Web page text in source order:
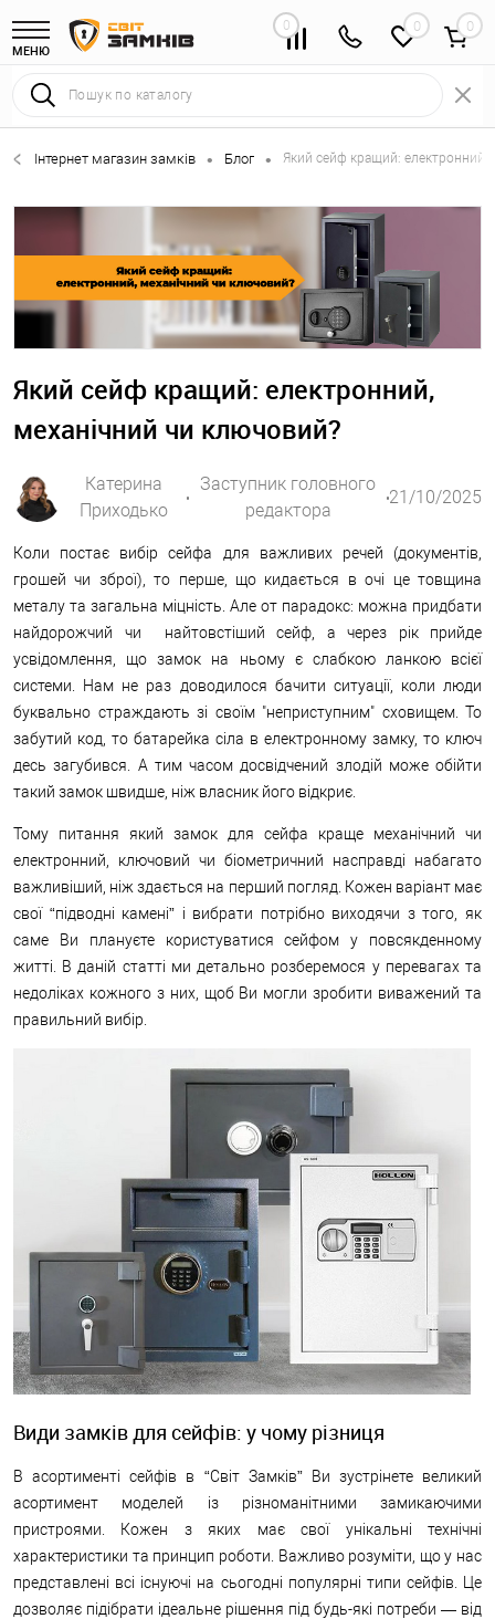
МЕНЮ
0 0
Інтернет магазин замків • Блог • Який сейф кращий: електронний,
Який сейф кращий: електронний,
механічний чи ключовий?
Катерина
Приходько
Заступник головного
редактора
21/10/2025
Коли постає вибір сейфа для важливих речей (документів,
грошей чи зброї), то перше, що кидається в очі це товщина
металу та загальна міцність. Але от парадокс: можна придбати
найдорожчий чи найтовстіший сейф, а через рік прийде
усвідомлення, що замок на ньому є слабкою ланкою всієї
системи. Нам не раз доводилося бачити ситуації, коли люди
буквально страждають зі своїм "неприступним" сховищем. То
забутий код, то батарейка сіла в електронному замку, то ключ
десь загубився. А тим часом досвідчений злодій може обійти
такий замок швидше, ніж власник його відкриє.
Тому питання який замок для сейфа краще механічний чи
електронний, ключовий чи біометричний насправді набагато
важливіший, ніж здається на перший погляд. Кожен варіант має
свої “підводні камені” і вибрати потрібно виходячи з того, як
саме Ви плануєте користуватися сейфом у повсякденному
житті. В даній статті ми детально розберемося у перевагах та
недоліках кожного з них, щоб Ви могли зробити виважений та
правильний вибір.
Види замків для сейфів: у чому різниця
В асортименті сейфів в “Світ Замків” Ви зустрінете великий
асортимент моделей із різноманітними замикаючими
пристроями. Кожен з яких має свої унікальні технічні
характеристики та принцип роботи. Важливо розуміти, що у нас
представлені всі існуючі на сьогодні популярні типи сейфів. Це
дозволяє підібрати ідеальне рішення під будь-які потреби — від